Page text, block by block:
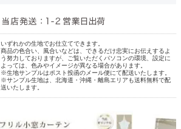
いずれかの生地でお仕立てできます。
商品の色合い、風合いなどは、できるだけ忠実にお伝えするよ
う努力しておりますが、ご覧いただくパソコンの環境、設定に
よっては、色みやイメージが異なる場合があります。
※生地サンプルはポスト投函のメール便にて配送いたします。
※サンプル生地は、北海道・沖縄・離島エリアも送料無料で配
送いたします。